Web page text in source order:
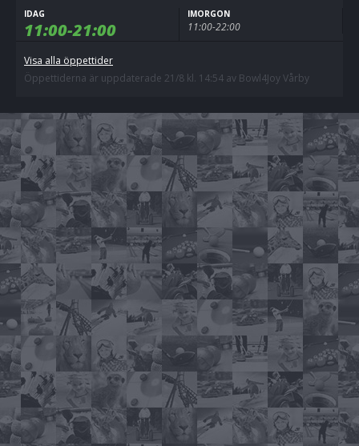
IDAG
11:00-21:00
IMORGON
11:00-22:00
Visa alla öppettider
Öppettiderna är uppdaterade 21/8 kl. 14:54 av Bowl4Joy Vårby